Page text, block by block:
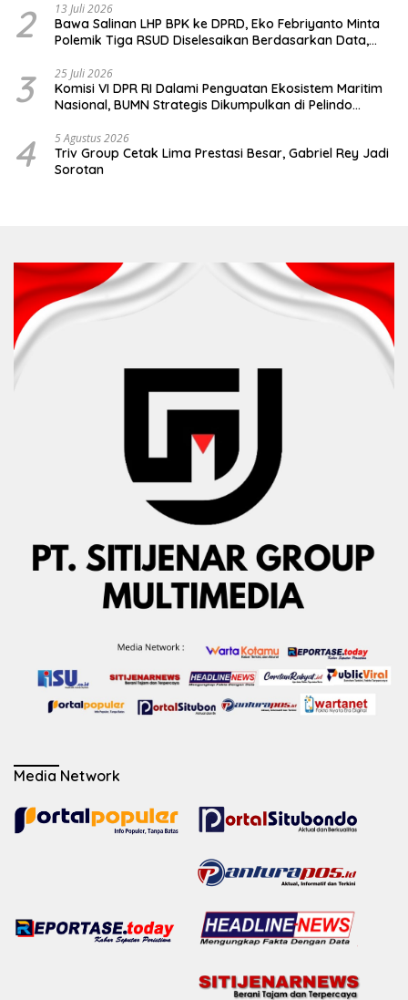
2 13 Juli 2026
Bawa Salinan LHP BPK ke DPRD, Eko Febriyanto Minta
Polemik Tiga RSUD Diselesaikan Berdasarkan Data,
3 25 Juli 2026
Komisi VI DPR RI Dalami Penguatan Ekosistem Maritim
Nasional, BUMN Strategis Dikumpulkan di Pelindo
4 5 Agustus 2026
Triv Group Cetak Lima Prestasi Besar, Gabriel Rey Jadi
Sorotan
Media Network